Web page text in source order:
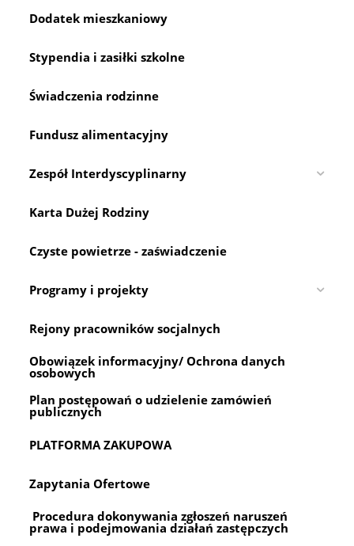
Dodatek mieszkaniowy
Stypendia i zasiłki szkolne
Świadczenia rodzinne
Fundusz alimentacyjny
Zespół Interdyscyplinarny
Karta Dużej Rodziny
Czyste powietrze - zaświadczenie
Programy i projekty
Rejony pracowników socjalnych
Obowiązek informacyjny/ Ochrona danych
osobowych
Plan postępowań o udzielenie zamówień
publicznych
PLATFORMA ZAKUPOWA
Zapytania Ofertowe
Procedura dokonywania zgłoszeń naruszeń
prawa i podejmowania działań zastępczych